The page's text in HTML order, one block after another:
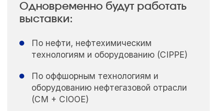
Одновременно будут работать
выставки:
По нефти, нефтехимическим
технологиям и оборудованию (CIPPE)
По оффшорным технологиям и
оборудованию нефтегазовой отрасли
(CM + CIOOE)